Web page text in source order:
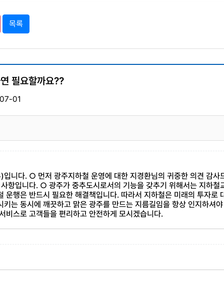
목록
필요할까요??
01
니다. ○ 먼저 광주지하철 운영에 대한 지경환님의 귀중한 의견 감사
항입니다. ○ 광주가 중추도시로서의 기능을 갖추기 위해서는 지하철
행은 반드시 필요한 해결책입니다. 따라서 지하철은 미래의 투자로
는 동시에 깨끗하고 맑은 광주를 만드는 지름길임을 항상 인지하셔
스로 고객들을 편리하고 안전하게 모시겠습니다.